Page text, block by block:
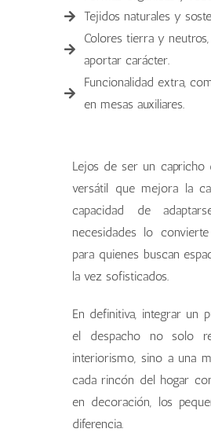
Tejidos naturales y
Colores tierra y
aportar carácter.
Funcionalidad extra,
en mesas auxiliares.
Lejos de ser un capricho
versátil que mejora la
capacidad de
necesidades lo
para quienes buscan
la vez sofisticados.
En definitiva, integrar un
el despacho no solo
interiorismo, sino a una
cada rincón del hogar
en decoración, los
diferencia.